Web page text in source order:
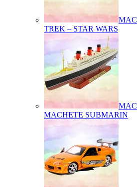
TREK – STAR WARS
MACHETE SUBMARIN